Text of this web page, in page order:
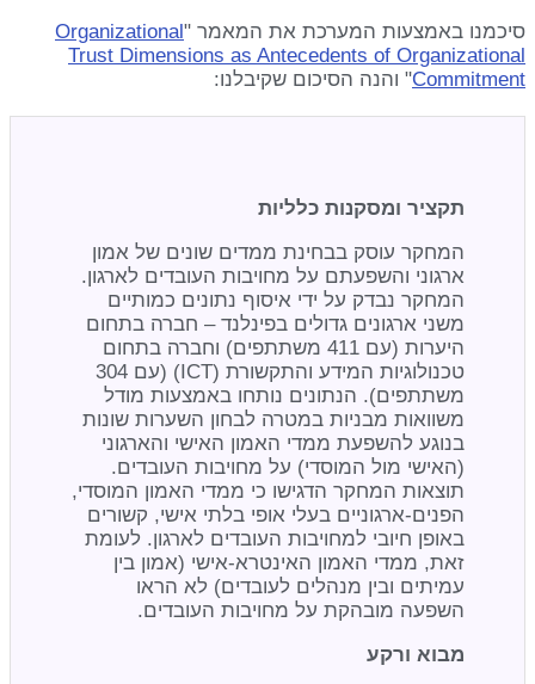
סיכמנו באמצעות המערכת את המאמר "Organizational
Trust Dimensions as Antecedents of Organizational
Commitment" והנה הסיכום שקיבלנו:
תקציר ומסקנות כלליות
המחקר עוסק בבחינת ממדים שונים של אמון
ארגוני והשפעתם על מחויבות העובדים לארגון.
המחקר נבדק על ידי איסוף נתונים כמותיים
משני ארגונים גדולים בפינלנד – חברה בתחום
היערות (עם 411 משתתפים) וחברה בתחום
טכנולוגיות המידע והתקשורת (ICT) (עם 304
משתתפים). הנתונים נותחו באמצעות מודל
משוואות מבניות במטרה לבחון השערות שונות
בנוגע להשפעת ממדי האמון האישי והארגוני
(האישי מול המוסדי) על מחויבות העובדים.
תוצאות המחקר הדגישו כי ממדי האמון המוסדי,
הפנים-ארגוניים בעלי אופי בלתי אישי, קשורים
באופן חיובי למחויבות העובדים לארגון. לעומת
זאת, ממדי האמון האינטרא-אישי (אמון בין
עמיתים ובין מנהלים לעובדים) לא הראו
השפעה מובהקת על מחויבות העובדים.
מבוא ורקע